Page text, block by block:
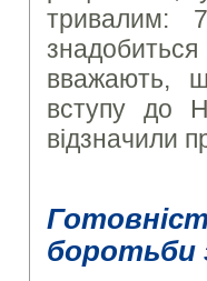
тривалим:
вважають,
вступу до
відзначили
боротьби